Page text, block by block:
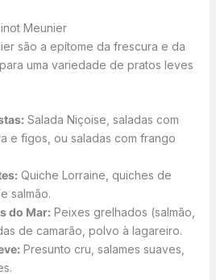
Meunier
são a epítome da frescura e da
uma variedade de pratos leves
Salada Niçoise, saladas com
e figos, ou saladas com frango
Quiche Lorraine, quiches de
salmão.
do Mar:Peixes grelhados (salmão,
de camarão, polvo à lagareiro.
Presunto cru, salames suaves,